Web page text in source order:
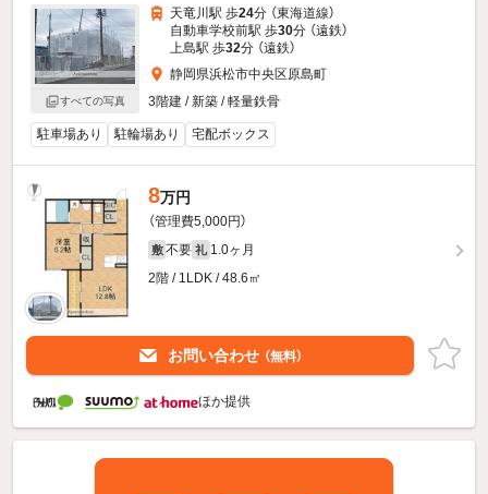
すべての写真
天竜川駅 歩24分 （東海道線）
自動車学校前駅 歩30分 （遠鉄）
上島駅 歩32分 （遠鉄）
静岡県浜松市中央区原島町
3階建 / 新築 / 軽量鉄骨
駐車場あり 駐輪場あり 宅配ボックス
8万円
（管理費5,000円）
敷 不要 礼 1.0ヶ月
2階 / 1LDK / 48.6㎡
お問い合わせ （無料）
ほか提供